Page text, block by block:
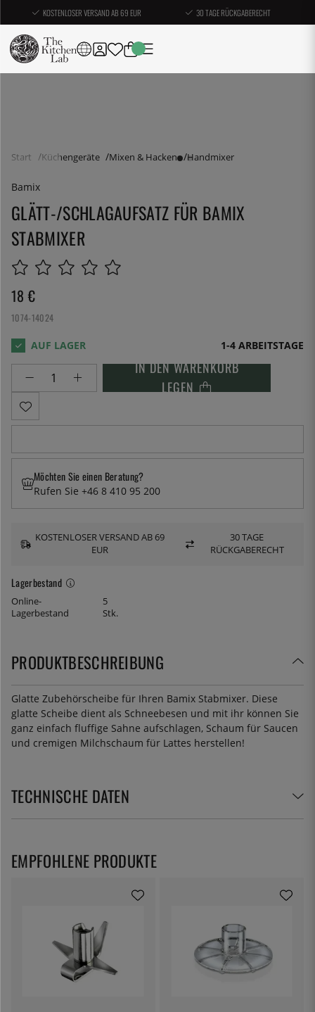
KOSTENLOSER VERSAND AB 69 EUR 30 TAGE RÜCKGABERECHT
Start Küchengeräte Mixen & Hacken Handmixer
Bamix
GLÄTT-/SCHLAGAUFSATZ FÜR BAMIX
STABMIXER
18 €
1074-14024
1-4 ARBEITSTAGE
IN DEN WARENKORB
LEGEN
Lagerbestand
Online-
Lagerbestand
5
Stk.
Möchten Sie einen Beratung?
Rufen Sie +46 8 410 95 200
KOSTENLOSER VERSAND AB 69
EUR
30 TAGE
RÜCKGABERECHT
PRODUKTBESCHREIBUNG
Glatte Zubehörscheibe für Ihren Bamix Stabmixer. Diese
glatte Scheibe dient als Schneebesen und mit ihr können Sie
ganz einfach fluffige Sahne aufschlagen, Schaum für Saucen
und cremigen Milchschaum für Lattes herstellen!
TECHNISCHE DATEN
EMPFOHLENE PRODUKTE